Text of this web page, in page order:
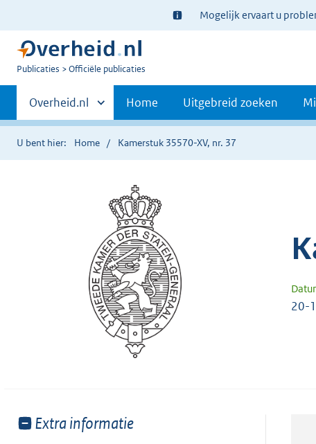
Ter
informatie:
Mogelijk ervaart u
U
Publicaties Officiële publicaties
Primaire
navigatie
Andere
sites
binnen
Overheid.nl Home Uitgebreid zoeken
U bent hier: Home Kamerstuk 35570-XV, nr. 37
20-
Toon
Extra informatie